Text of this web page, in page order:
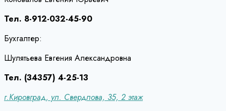
Тел. 8-912-032-45-90
Бухгалтер:
Шулятьева Евгения Александровна
Тел. (34357) 4-25-13
г.Кировград, ул. Свердлова, 35, 2 этаж